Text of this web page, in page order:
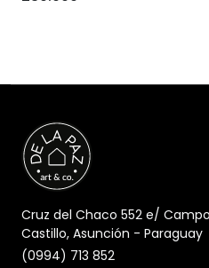
Cruz del Chaco 552 e/
Castillo, Asunción - Paraguay
(0994) 713 852